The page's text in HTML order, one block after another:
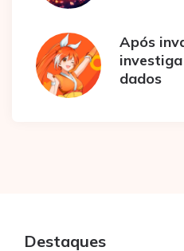
Após
dados
Destaques